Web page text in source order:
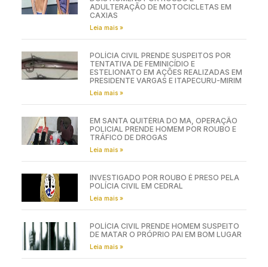
ADULTERAÇÃO DE MOTOCICLETAS EM
CAXIAS
Leia mais »
POLÍCIA CIVIL PRENDE SUSPEITOS POR
TENTATIVA DE FEMINICÍDIO E
ESTELIONATO EM AÇÕES REALIZADAS EM
PRESIDENTE VARGAS E ITAPECURU-MIRIM
Leia mais »
EM SANTA QUITÉRIA DO MA, OPERAÇÃO
POLICIAL PRENDE HOMEM POR ROUBO E
TRÁFICO DE DROGAS
Leia mais »
INVESTIGADO POR ROUBO É PRESO PELA
POLÍCIA CIVIL EM CEDRAL
Leia mais »
POLÍCIA CIVIL PRENDE HOMEM SUSPEITO
DE MATAR O PRÓPRIO PAI EM BOM LUGAR
Leia mais »